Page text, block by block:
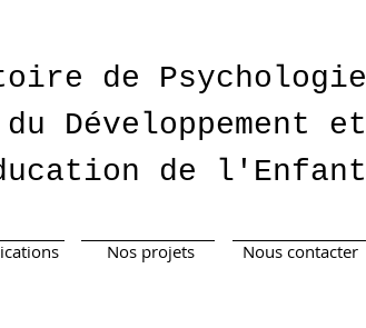
de Psychologie
du Développement et
de l'Enfant
Nous contacter
Nos projets